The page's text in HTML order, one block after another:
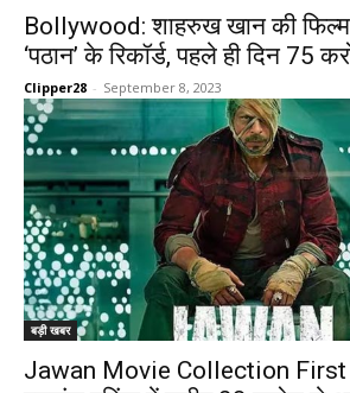
Bollywood: शाहरुख खान की फिल्म
‘पठान’ के रिकॉर्ड, पहले ही दिन 75
Clipper28 - September 8, 2023
बड़ी खबर
Jawan Movie Collection